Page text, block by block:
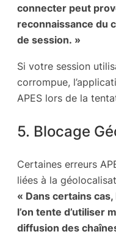
connecter peut
reconnaissance du
de session. »
Si votre session
corrompue,
APES lors de la
5. Blocage
Certaines erreurs
liées à la
« Dans certains
l’on tente d’utiliser
diffusion des